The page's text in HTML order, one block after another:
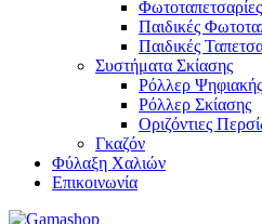
Φωτοταπετσαρίες
Παιδικές
Παιδικές
Συστήματα Σκίασης
Ρόλλερ
Ρόλλερ Σκίασης
Οριζόντιες
Γκαζόν
Φύλαξη Χαλιών
Επικοινωνία